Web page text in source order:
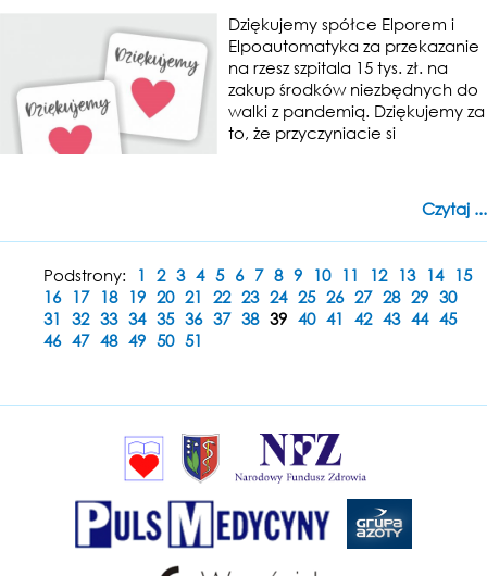
Dziękujemy spółce Elporem i
Elpoautomatyka za przekazanie
na rzesz szpitala 15 tys. zł. na
zakup środków niezbędnych do
walki z pandemią. Dziękujemy za
to, że przyczyniacie si
Czytaj ...
Podstrony: 1 2 3 4 5 6 7 8 9 10 11 12 13 14 15
16 17 18 19 20 21 22 23 24 25 26 27 28 29 30
31 32 33 34 35 36 37 38 39 40 41 42 43 44 45
46 47 48 49 50 51